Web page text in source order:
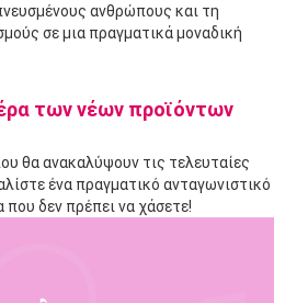
ανθρώπους και τη
σε μια πραγματικά μοναδική
των νέων προϊόντων
θα ανακαλύψουν τις τελευταίες
ένα πραγματικό ανταγωνιστικό
που δεν πρέπει να χάσετε!